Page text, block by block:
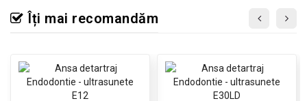
Îți mai recomandăm